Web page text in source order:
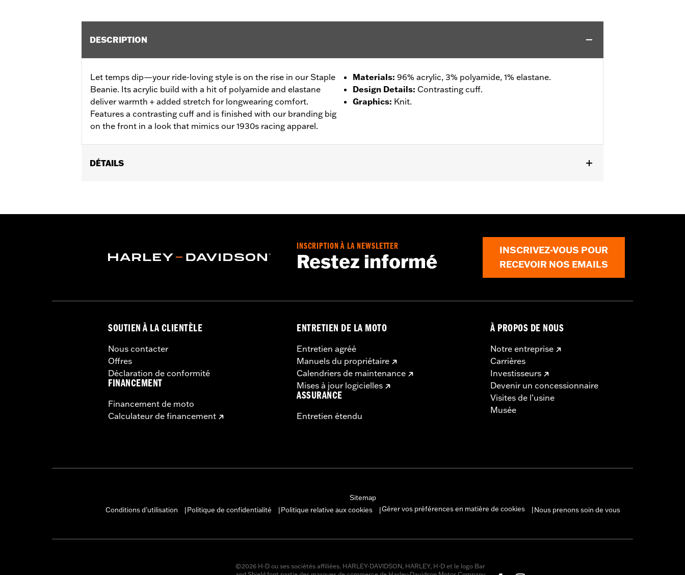
DESCRIPTION
Let temps dip—your ride-loving style is on the rise in our Staple
Beanie. Its acrylic build with a hit of polyamide and elastane
deliver warmth + added stretch for longwearing comfort.
Features a contrasting cuff and is finished with our branding big
on the front in a look that mimics our 1930s racing apparel.
Materials: 96% acrylic, 3% polyamide, 1% elastane.
Design Details: Contrasting cuff.
Graphics: Knit.
DÉTAILS
Origin:Importiert
INSCRIPTION À LA NEWSLETTER
Restez informé
INSCRIVEZ-VOUS POUR
RECEVOIR NOS EMAILS
SOUTIEN À LA CLIENTÈLE
Nous contacter
Offres
Déclaration de conformité
FINANCEMENT
Financement de moto
Calculateur de financement
ENTRETIEN DE LA MOTO
Entretien agréé
Manuels du propriétaire
Calendriers de maintenance
Mises à jour logicielles
ASSURANCE
Entretien étendu
À PROPOS DE NOUS
Notre entreprise
Carrières
Investisseurs
Devenir un concessionnaire
Visites de l’usine
Musée
Sitemap
Conditions d'utilisation
Politique de confidentialité Politique relative aux cookies Gérer vos préférences en matière de cookies Nous prenons soin de vous
©2026 H-D ou ses sociétés affiliées. HARLEY-DAVIDSON, HARLEY, H-D et le logo Bar